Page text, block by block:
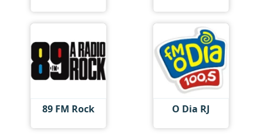
89 FM Rock O Dia RJ